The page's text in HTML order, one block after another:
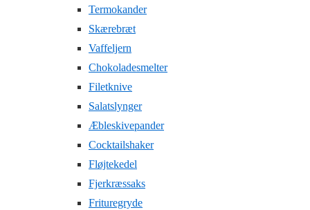
Termokander
Skærebræt
Vaffeljern
Chokoladesmelter
Filetknive
Salatslynger
Æbleskivepander
Cocktailshaker
Fløjtekedel
Fjerkræssaks
Frituregryde